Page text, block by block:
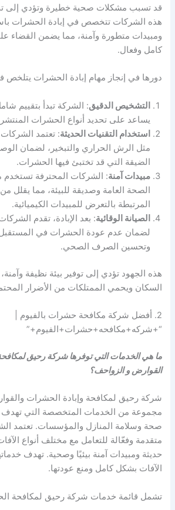
قد تسبب مشكلات صحية خطيرة وتؤدي إلى
هذه الشركات تتخصص في إبادة الحشرات
ومبيدات متطورة وآمنة، مما يضمن القضاء
كامل وفعال.
دورها في إنجاز مهام إبادة الحشرات يتلخص
التشخيص الدقيق: الشركة تبدأ بتقييم
يساعد على تحديد أنواع الحشرات
استخدام التقنيات الحديثة: تعتمد
مثل الرش الحراري والتبخير، لضمان
الضيقة التي قد تختبئ فيها الحشرات.
مبيدات آمنة: الشركات المحترفة تستخدم
الصحة العامة وصديقة للبيئة، مما يقلل
المرتبطة بالتعرض للمبيدات الكيميائية.
الصيانة الوقائية: بعد الإبادة، تقدم
لضمان عدم عودة الحشرات في
وتحسين الصرف الصحي.
هذه الجهود تؤدي إلى توفير بيئة نظيفة
السكان ويحمي الممتلكات من الأضرار
2. أفضل شركة مكافحة حشرات بالفيوم |
“+شركه+مكافحه+حشرات+الفيوم+”
ما هي الخدمات التي توفرها شركة رحيق
القوارض و الزواحف؟
شركة رحيق لمكافحة وإبادة الحشرات
مجموعة من الخدمات المتخصصة التي
صحة وسلامة المنازل والمؤسسات. تعتمد
متقدمة وفعّالة للتعامل مع مختلف أنواع
حديثة ومبيدات آمنة بيئيًا وصحية. تهدف
الآفات بشكل كامل ومنع عودتها.
تشمل قائمة خدمات شركة رحيق لمكافحة